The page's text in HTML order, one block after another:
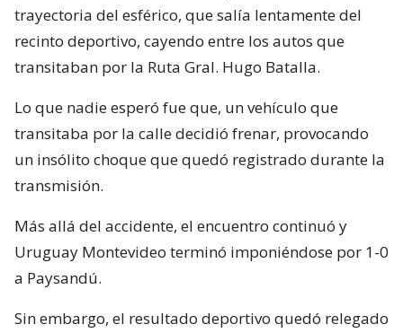
trayectoria del esférico, que salía lentamente del
recinto deportivo, cayendo entre los autos que
transitaban por la Ruta Gral. Hugo Batalla.
Lo que nadie esperó fue que, un vehículo que
transitaba por la calle decidió frenar, provocando
un insólito choque que quedó registrado durante la
transmisión.
Más allá del accidente, el encuentro continuó y
Uruguay Montevideo terminó imponiéndose por 1-0
a Paysandú.
Sin embargo, el resultado deportivo quedó relegado